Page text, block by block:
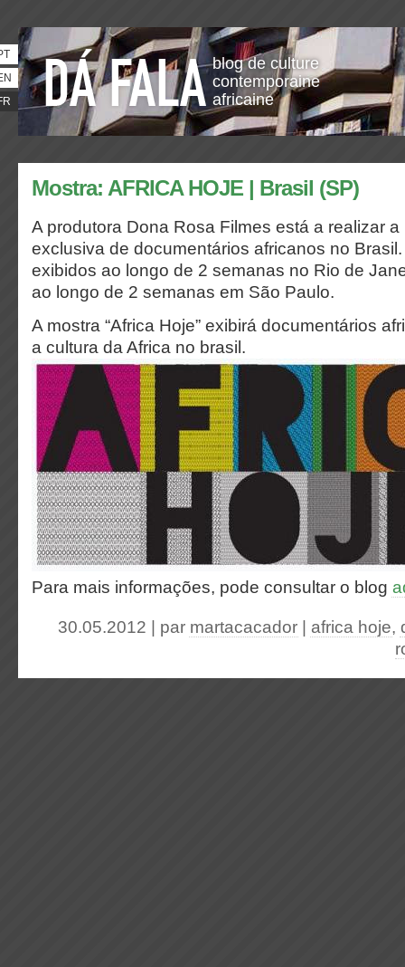
blog de culture
contemporaine
africaine
Mostra: AFRICA HOJE | Brasil (SP)
A produtora Dona Rosa Filmes está a realizar a
exclusiva de documentários africanos no
exibidos ao longo de 2 semanas no Rio de
ao longo de 2 semanas em São Paulo.
A mostra “Africa Hoje” exibirá documentários
a cultura da Africa no brasil.
Para mais informações, pode consultar o blog
30.05.2012 | par martacacador africa hoje,